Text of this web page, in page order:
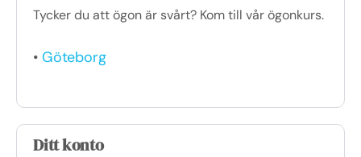
Tycker du att ögon är svårt? Kom till vår ögonkurs.
• Göteborg
Ditt konto